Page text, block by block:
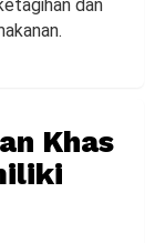
dan
Khas